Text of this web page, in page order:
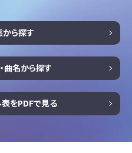
から探す
曲名から探す
をPDFで見る